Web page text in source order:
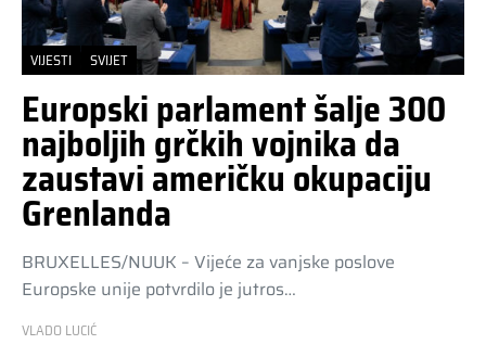
VIJESTI SVIJET
Europski parlament šalje 300
najboljih grčkih vojnika da
zaustavi američku okupaciju
Grenlanda
BRUXELLES/NUUK – Vijeće za vanjske poslove
Europske unije potvrdilo je jutros…
VLADO LUCIĆ